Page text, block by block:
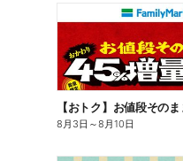
8月3日 ～8月10日